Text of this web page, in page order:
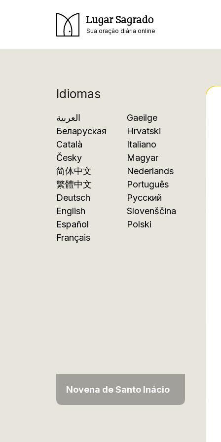
Lugar Sagrado
Sua oração diária online
Idiomas
العربية
Беларуская
Català
Česky
简体中文
繁體中文
Deutsch
English
Español
Français
Gaeilge
Hrvatski
Italiano
Magyar
Nederlands
Português
Русский
Slovenščina
Polski
Novena de Santo Inácio